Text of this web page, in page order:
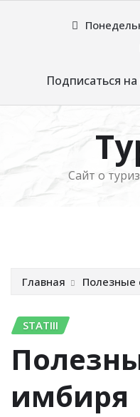
Подписаться на
Сайт о
Главная Полезные
STATIII
имбиря